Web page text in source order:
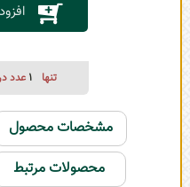
تنها 1 عدد
مشخصات محصول
محصولات مرتبط